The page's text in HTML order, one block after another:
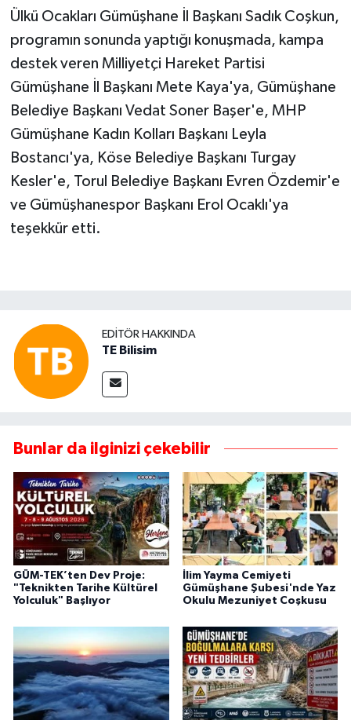
Ülkü Ocakları Gümüşhane İl Başkanı Sadık Coşkun,
programın sonunda yaptığı konuşmada, kampa
destek veren Milliyetçi Hareket Partisi
Gümüşhane İl Başkanı Mete Kaya'ya, Gümüşhane
Belediye Başkanı Vedat Soner Başer'e, MHP
Gümüşhane Kadın Kolları Başkanı Leyla
Bostancı'ya, Köse Belediye Başkanı Turgay
Kesler'e, Torul Belediye Başkanı Evren Özdemir'e
ve Gümüşhanespor Başkanı Erol Ocaklı'ya
teşekkür etti.
EDITÖR HAKKINDA
TE Bilisim
Bunlar da ilginizi çekebilir
GÜM-TEK’ten Dev Proje:
"Teknikten Tarihe Kültürel
Yolculuk" Başlıyor
İlim Yayma Cemiyeti
Gümüşhane Şubesi'nde Yaz
Okulu Mezuniyet Coşkusu